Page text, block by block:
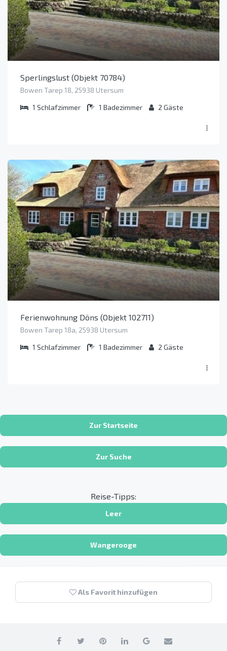
Sperlingslust (Objekt 70784)
Bowen Tarep 18, 25938 Utersum
1 Schlafzimmer 1 Badezimmer 2 Gäste
Ferienwohnung Döns (Objekt 102711)
Bowen Tarep 18a, 25938 Utersum
1 Schlafzimmer 1 Badezimmer 2 Gäste
Zur Startseite
Zur Suche
Reise-Tipps:
Leer
Wangerooge
Als Favorit hinzufügen